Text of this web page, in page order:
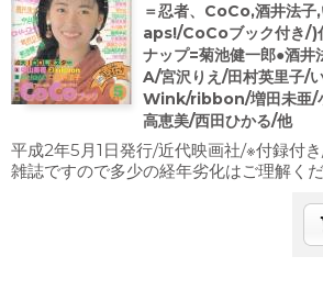
＝忍者、CoCo,酒井法
aps!/CoCoブック付き/)
ナップ=菊池健一郎●酒
A/宮沢りえ/田村英里子/
Wink/ribbon/増田未亜/
高恵美/西田ひかる/他
平成2年5月1日発行/近代映画社/※付録付
雑誌ですので多少の経年劣化はご理解くだ